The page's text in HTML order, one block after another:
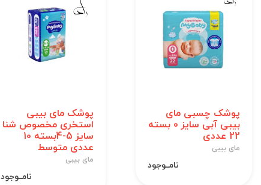
پوشک چسبی مای
بیبی آبی سایز 0 بسته
22 عددی
مای بیبی
نامــوجود
پوشک مای بیبی
استخری مخصوص شنا
سایز 5-4بسته 10
عددی متوسط
مای بیبی
نامــوجود